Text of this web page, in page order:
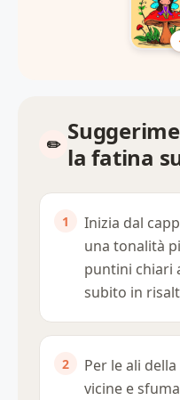
la fatina
Inizia dal
una tonalità
puntini chiari
subito in
Per le ali
vicine e